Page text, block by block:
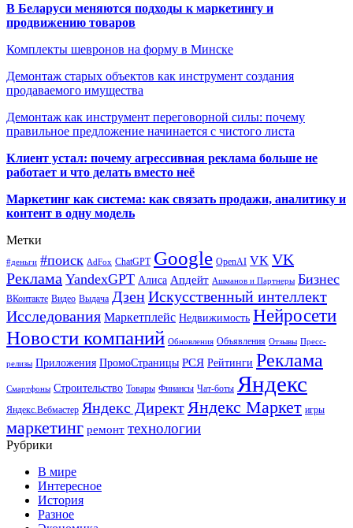
В Беларуси меняются подходы к маркетингу и
продвижению товаров
Комплекты шевронов на форму в Минске
Демонтаж старых объектов как инструмент создания
продаваемого имущества
Демонтаж как инструмент переговорной силы: почему
правильное предложение начинается с чистого листа
Клиент устал: почему агрессивная реклама больше не
работает и что делать вместо неё
Маркетинг как система: как связать продажи, аналитику и
контент в одну модель
Метки
#деньги #поиск AdFox ChatGPT Google OpenAI VK VK
Реклама YandexGPT Алиса Апдейт Ашманов и Партнеры Бизнес
ВКонтакте Видео Выдача ДзенИскусственный интеллект
Исследования Маркетплейс Недвижимость Нейросети
Новости компаний Обновления Объявления Отзывы Пресс-
релизы Приложения ПромоСтраницы РСЯ Рейтинги Реклама
Смартфоны Строительство Товары Финансы Чат-боты Яндекс
Яндекс.Вебмастер Яндекс Директ Яндекс Маркет игры
маркетинг ремонт технологии
Рубрики
В мире
Интересное
История
Разное